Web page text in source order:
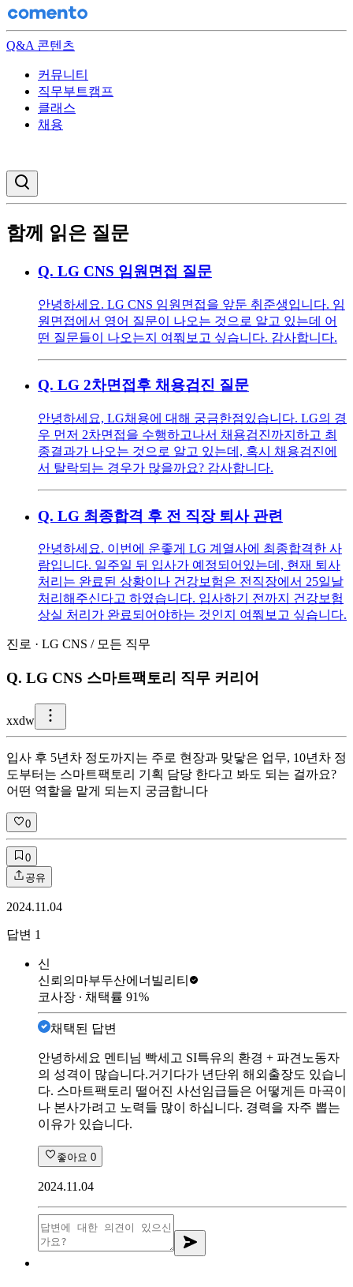
Q&A 콘텐츠
커뮤니티
직무부트캠프
클래스
채용
함께 읽은 질문
Q. LG CNS 임원면접 질문
안녕하세요. LG CNS 임원면접을 앞둔 취준생입니다. 임
원면접에서 영어 질문이 나오는 것으로 알고 있는데 어
떤 질문들이 나오는지 여쭤보고 싶습니다. 감사합니다.
Q. LG 2차면접후 채용검진 질문
안녕하세요, LG채용에 대해 궁금한점있습니다. LG의 경
우 먼저 2차면접을 수행하고나서 채용검진까지하고 최
종결과가 나오는 것으로 알고 있는데, 혹시 채용검진에
서 탈락되는 경우가 많을까요? 감사합니다.
Q. LG 최종합격 후 전 직장 퇴사 관련
안녕하세요. 이번에 운좋게 LG 계열사에 최종합격한 사
람입니다. 일주일 뒤 입사가 예정되어있는데, 현재 퇴사
처리는 완료된 상황이나 건강보험은 전직장에서 25일날
처리해주신다고 하였습니다. 입사하기 전까지 건강보험
상실 처리가 완료되어야하는 것인지 여쭤보고 싶습니다.
진로 · LG CNS / 모든 직무
Q. LG CNS 스마트팩토리 직무 커리어
xxdw
입사 후 5년차 정도까지는 주로 현장과 맞닿은 업무, 10년차 정
도부터는 스마트팩토리 기획 담당 한다고 봐도 되는 걸까요?
어떤 역할을 맡게 되는지 궁금합니다
0
0
공유
2024.11.04
답변 1
신
신뢰의마부두산에너빌리티
코사장 ∙ 채택률 91%
채택된 답변
안녕하세요 멘티님 빡세고 SI특유의 환경 + 파견노동자
의 성격이 많습니다.거기다가 년단위 해외출장도 있습니
다. 스마트팩토리 떨어진 사선임급들은 어떻게든 마곡이
나 본사가려고 노력들 많이 하십니다. 경력을 자주 뽑는
이유가 있습니다.
좋아요 0
2024.11.04